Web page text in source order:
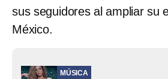
sus seguidores al ampliar su
México.
MÚSICA